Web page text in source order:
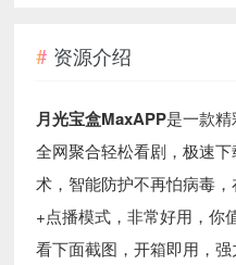
资源介绍
月光宝盒MaxAPP是一款
全网聚合轻松看剧，极速
术，智能防护不再怕病毒
+点播模式，非常好用，你
看下面截图，开箱即用，